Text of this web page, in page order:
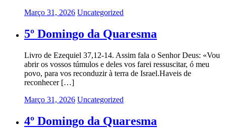
Março 31, 2026 Uncategorized
5º Domingo da Quaresma
Livro de Ezequiel 37,12-14. Assim fala o Senhor Deus: «Vou
abrir os vossos túmulos e deles vos farei ressuscitar, ó meu
povo, para vos reconduzir à terra de Israel.Haveis de
reconhecer […]
Março 31, 2026 Uncategorized
4º Domingo da Quaresma